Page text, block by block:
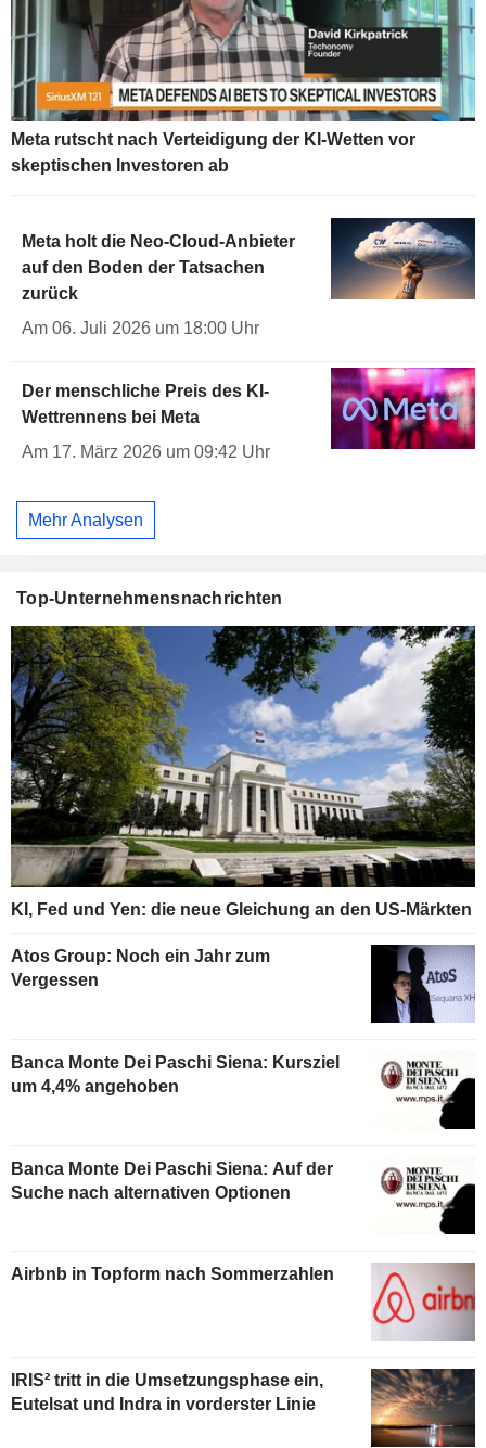
Meta rutscht nach Verteidigung der KI-Wetten vor
skeptischen Investoren ab
Meta holt die Neo-Cloud-Anbieter
auf den Boden der Tatsachen
zurück
Am 06. Juli 2026 um 18:00 Uhr
Der menschliche Preis des KI-
Wettrennens bei Meta
Am 17. März 2026 um 09:42 Uhr
Mehr Analysen
Top-Unternehmensnachrichten
KI, Fed und Yen: die neue Gleichung an den US-Märkten
Atos Group: Noch ein Jahr zum
Vergessen
Banca Monte Dei Paschi Siena: Kursziel
um 4,4% angehoben
Banca Monte Dei Paschi Siena: Auf der
Suche nach alternativen Optionen
Airbnb in Topform nach Sommerzahlen
IRIS² tritt in die Umsetzungsphase ein,
Eutelsat und Indra in vorderster Linie